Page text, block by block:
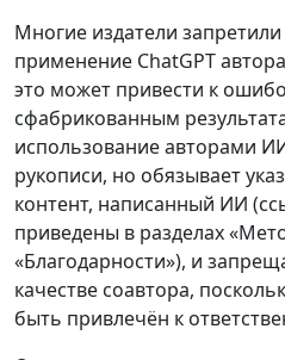
Многие издатели
применение ChatGPT
это может привести к
сфабрикованным
использование авторами
рукописи, но обязывает
контент, написанный ИИ
приведены в разделах
«Благодарности»), и
качестве соавтора,
быть привлечён к